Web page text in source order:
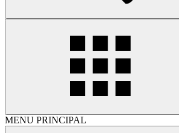
MENU PRINCIPAL